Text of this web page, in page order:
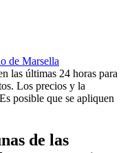
de Marsella
las últimas 24 horas para
Los precios y la
posible que se apliquen
de las